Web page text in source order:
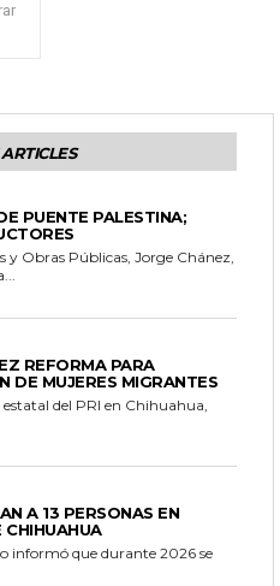
PUENTE PALESTINA;
y Obras Públicas, Jorge Chánez,
REFORMA PARA
DE MUJERES MIGRANTES
del PRI en Chihuahua,
A 13 PERSONAS EN
CHIHUAHUA
informó que durante 2026 se